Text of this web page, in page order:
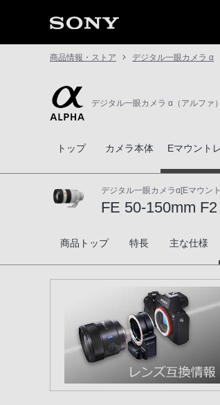
商品情報・ストア デジタル一眼カメラ α
デジタル一眼カメラ α（アルファ）
トップ カメラ本体 Eマウント
デジタル一眼カメラα[Eマウン
FE 50-150mm
FE 50-150mm F2 GM
商品トップ 特長 主な仕様